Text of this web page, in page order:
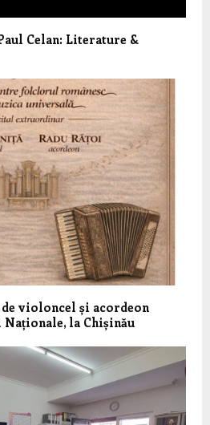
Celan: Literature &
violoncel și acordeon
la Chișinău